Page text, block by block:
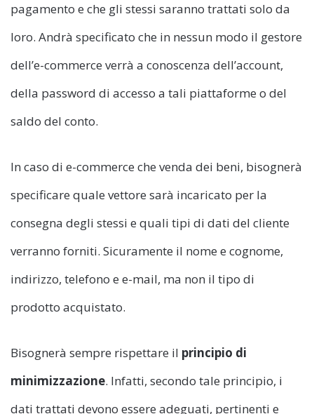
pagamento e che gli stessi saranno trattati solo da
loro. Andrà specificato che in nessun modo il gestore
dell’e-commerce verrà a conoscenza dell’account,
della password di accesso a tali piattaforme o del
saldo del conto.
In caso di e-commerce che venda dei beni, bisognerà
specificare quale vettore sarà incaricato per la
consegna degli stessi e quali tipi di dati del cliente
verranno forniti. Sicuramente il nome e cognome,
indirizzo, telefono e e-mail, ma non il tipo di
prodotto acquistato.
Bisognerà sempre rispettare il principio di
minimizzazione. Infatti, secondo tale principio, i
dati trattati devono essere adeguati, pertinenti e